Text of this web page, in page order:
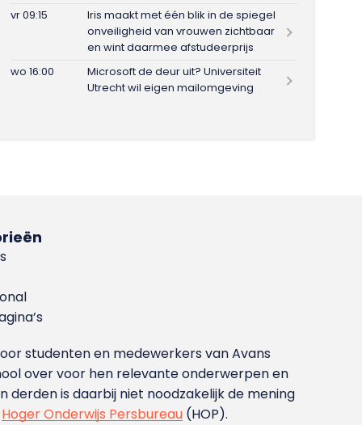
vr 09:15
Iris maakt met één blik in de spiegel
onveiligheid van vrouwen zichtbaar
en wint daarmee afstudeerprijs
wo 16:00
Microsoft de deur uit? Universiteit
Utrecht wil eigen mailomgeving
studenten en medewerkers van Avans
over voor hen relevante onderwerpen en
is daarbij niet noodzakelijk de mening
Hoger Onderwijs Persbureau (HOP).